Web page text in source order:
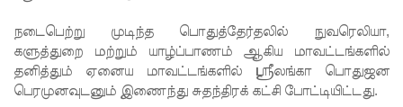
சிறைக்கு
ள்
போதைப்
நடைபெற்று முடிந்த பொதுத்தேர்தலில் நுவரெலியா,
களுத்துறை மற்றும் யாழ்ப்பாணம் ஆகிய மாவட்டங்களில்
தனித்தும் ஏனைய மாவட்டங்களில் ஸ்ரீலங்கா பொதுஜன
பெரமுனவுடனும் இணைந்து சுதந்திரக் கட்சி போட்டியிட்டது.